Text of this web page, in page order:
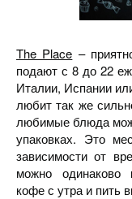
The Place –
подают с 8 до 22
Италии, Испании
любит так же
любимые блюда
упаковках. Это
зависимости от
можно одинаково
кофе с утра и пить